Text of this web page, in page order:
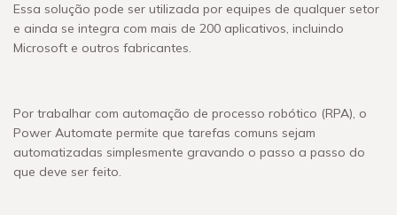
Essa solução pode ser utilizada por equipes de qualquer setor
e ainda se integra com mais de 200 aplicativos, incluindo
Microsoft e outros fabricantes.
Por trabalhar com automação de processo robótico (RPA), o
Power Automate permite que tarefas comuns sejam
automatizadas simplesmente gravando o passo a passo do
que deve ser feito.